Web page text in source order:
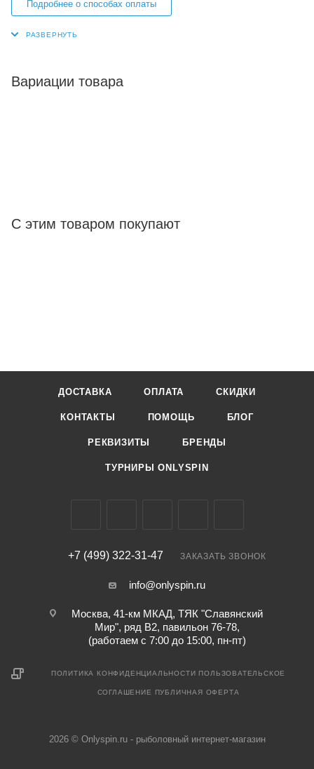
Подробнее о способах оплаты
Вариации товара
С этим товаром покупают
ДОСТАВКА ОПЛАТА СКИДКИ
КОНТАКТЫ ПОМОЩЬ БЛОГ
РЕКВИЗИТЫ БРЕНДЫ
ТУРНИРЫ ONLYSPIN
+7 (499) 322-31-47 ЗАКАЗАТЬ ЗВОНОК
info@onlyspin.ru
Москва, 41-км МКАД, ТЯК "Славянский
Мир", ряд В2, павильон 76-78,
(работаем с 7:00 до 15:00, пн-пт)
ПОЛИТИКА КОНФИДЕНЦИАЛЬНОСТИ ПОЛЬЗОВАТЕЛЬСКОЕ
СОГЛАШЕНИЕ ПУБЛИЧНАЯ ОФЕРТА
2026 © Onlyspin.ru - рыболовный интернет-магазин